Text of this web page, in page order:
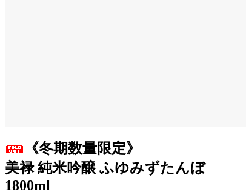
《冬期数量限定》
美禄 純米吟醸 ふゆみずたんぼ
1800ml